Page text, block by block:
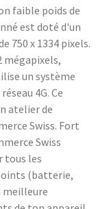
faible poids de
est doté d'un
750 x 1334 pixels.
mégapixels,
un système
4G. Ce
atelier de
Swiss. Fort
Swiss
tous les
(batterie,